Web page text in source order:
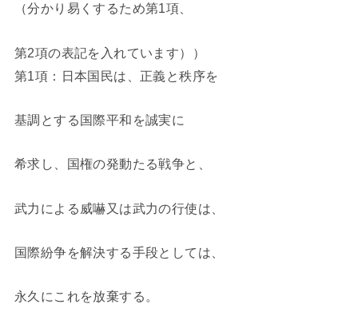
（分かり易くするため第1項、
第2項の表記を入れています））
第1項：日本国民は、正義と秩序を
基調とする国際平和を誠実に
希求し、国権の発動たる戦争と、
武力による威嚇又は武力の行使は、
国際紛争を解決する手段としては、
永久にこれを放棄する。